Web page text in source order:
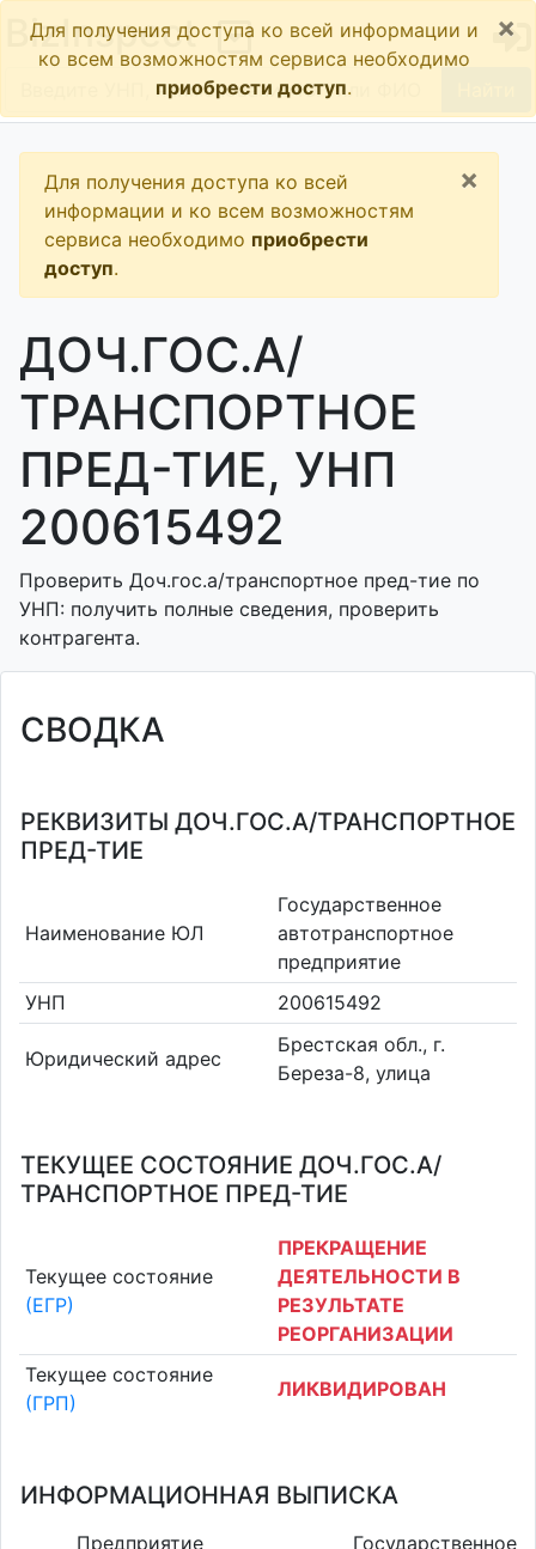
BizInspect
Для получения доступа ко всей информации и
ко всем возможностям сервиса необходимо
приобрести доступ.
×
Для получения доступа ко всей
информации и ко всем возможностям
сервиса необходимо приобрести
доступ.
×
ДОЧ.ГОС.А/
ТРАНСПОРТНОЕ
ПРЕД-ТИЕ, УНП
200615492
Проверить Доч.гос.а/транспортное пред-тие по
УНП: получить полные сведения, проверить
контрагента.
СВОДКА
РЕКВИЗИТЫ ДОЧ.ГОС.А/ТРАНСПОРТНОЕ
ПРЕД-ТИЕ
Наименование ЮЛ
Государственное
автотранспортное
предприятие
УНП
200615492
Юридический адрес
Брестская обл., г.
Береза-8, улица
ТЕКУЩЕЕ СОСТОЯНИЕ ДОЧ.ГОС.А/
ТРАНСПОРТНОЕ ПРЕД-ТИЕ
Текущее состояние
(ЕГР)
ПРЕКРАЩЕНИЕ
ДЕЯТЕЛЬНОСТИ В
РЕЗУЛЬТАТЕ
РЕОРГАНИЗАЦИИ
Текущее состояние
(ГРП)
ЛИКВИДИРОВАН
ИНФОРМАЦИОННАЯ ВЫПИСКА
Предприятие Государственное